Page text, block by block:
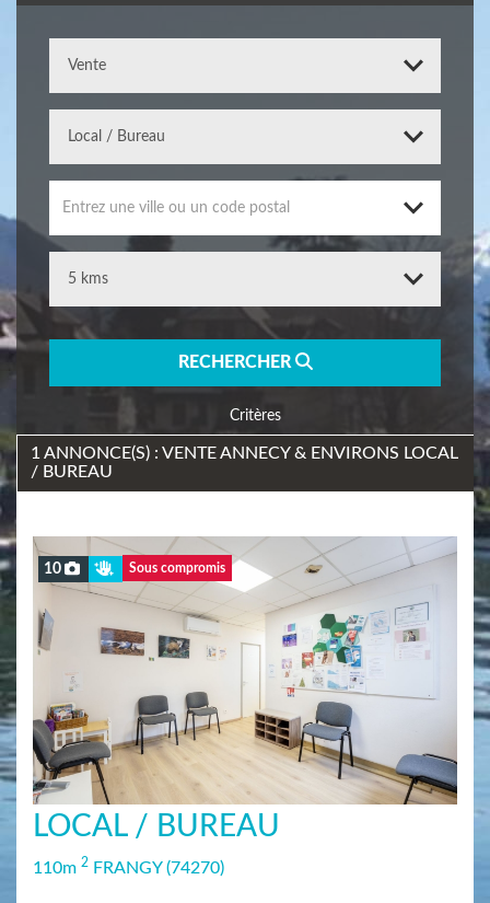
Entrez une ville ou un code postal
RECHERCHER
Critères
1 ANNONCE(S) : VENTE ANNECY & ENVIRONS LOCAL
/ BUREAU
10 Sous compromis
LOCAL / BUREAU
110m 2 FRANGY (74270)